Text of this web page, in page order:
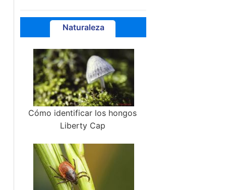
Naturaleza
Cómo identificar los hongos
Liberty Cap